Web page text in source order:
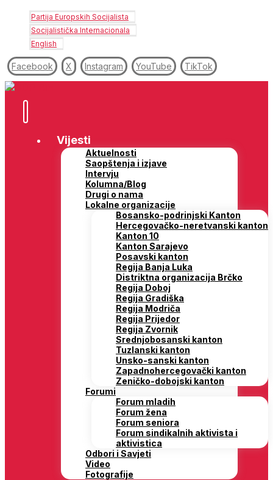
Partija Europskih Socijalista
Socijalistička Internacionala
English
Facebook X Instagram YouTube TikTok
Vijesti
Aktuelnosti
Saopštenja i izjave
Intervju
Kolumna/Blog
Drugi o nama
Lokalne organizacije
Bosansko-podrinjski Kanton
Hercegovačko-neretvanski kanton
Kanton 10
Kanton Sarajevo
Posavski kanton
Regija Banja Luka
Distriktna organizacija Brčko
Regija Doboj
Regija Gradiška
Regija Modriča
Regija Prijedor
Regija Zvornik
Srednjobosanski kanton
Tuzlanski kanton
Unsko-sanski kanton
Zapadnohercegovački kanton
Zeničko-dobojski kanton
Forumi
Forum mladih
Forum žena
Forum seniora
Forum sindikalnih aktivista i
aktivistica
Odbori i Savjeti
Video
Fotografije